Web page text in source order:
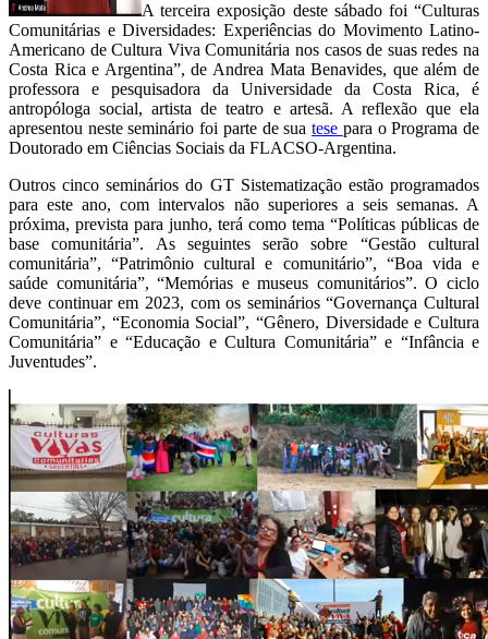
A terceira exposição deste sábado foi “Culturas
Comunitárias e Diversidades: Experiências do Movimento Latino-
Americano de Cultura Viva Comunitária nos casos de suas redes na
Costa Rica e Argentina”, de Andrea Mata Benavides, que além de
professora e pesquisadora da Universidade da Costa Rica, é
antropóloga social, artista de teatro e artesã. A reflexão que ela
apresentou neste seminário foi parte de suatese para o Programa de
Doutorado em Ciências Sociais da FLACSO-Argentina.
Outros cinco seminários do GT Sistematização estão programados
para este ano, com intervalos não superiores a seis semanas. A
próxima, prevista para junho, terá como tema “Políticas públicas de
base comunitária”. As seguintes serão sobre “Gestão cultural
comunitária”, “Patrimônio cultural e comunitário”, “Boa vida e
saúde comunitária”, “Memórias e museus comunitários”. O ciclo
deve continuar em 2023, com os seminários “Governança Cultural
Comunitária”, “Economia Social”, “Gênero, Diversidade e Cultura
Comunitária” e “Educação e Cultura Comunitária” e “Infância e
Juventudes”.